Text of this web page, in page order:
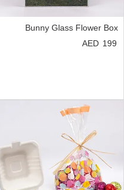
Bunny Glass Flower Box
199